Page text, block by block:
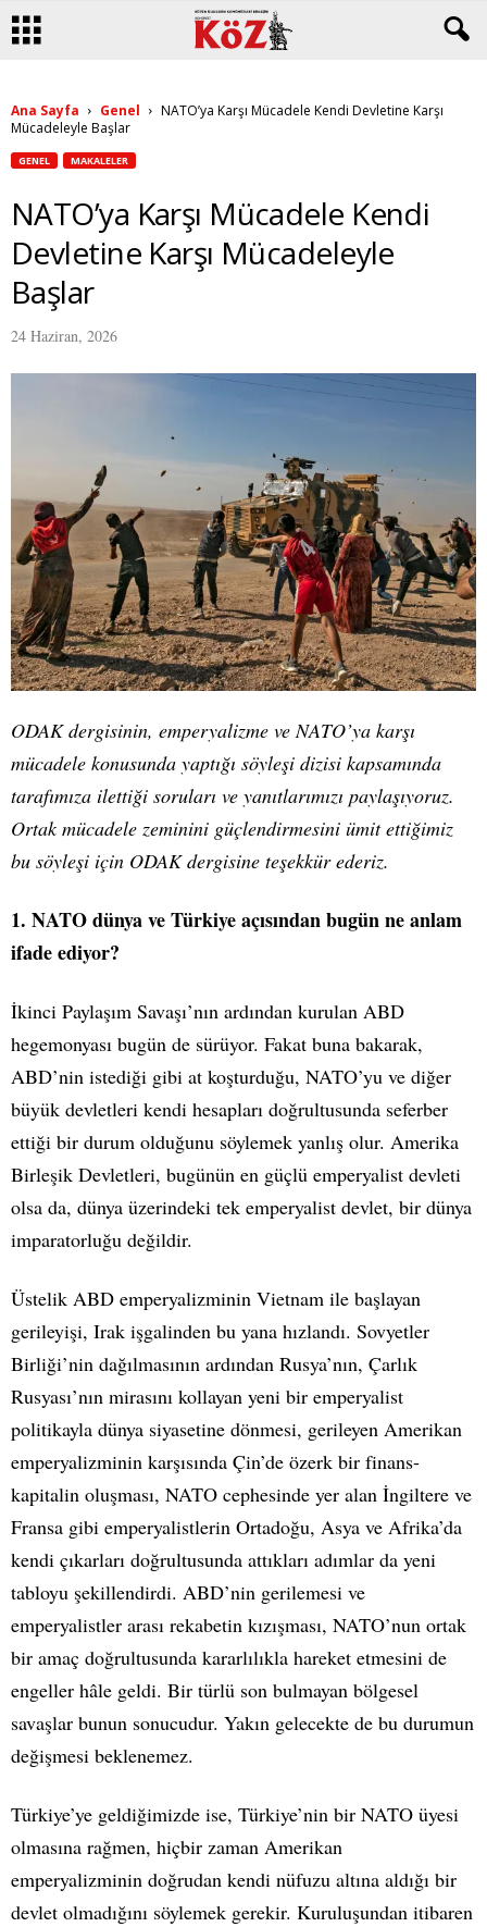
Ana Sayfa Genel
NATO’ya Karşı Mücadele Kendi Devletine Karşı
Mücadeleyle Başlar
GENEL MAKALELER
NATO’ya Karşı Mücadele Kendi
Devletine Karşı Mücadeleyle
Başlar
24 Haziran, 2026
ODAK dergisinin, emperyalizme ve NATO’ya karşı
mücadele konusunda yaptığı söyleşi dizisi kapsamında
tarafımıza ilettiği soruları ve yanıtlarımızı paylaşıyoruz.
Ortak mücadele zeminini güçlendirmesini ümit ettiğimiz
bu söyleşi için ODAK dergisine teşekkür ederiz.
1. NATO dünya ve Türkiye açısından bugün ne anlam
ifade ediyor?
İkinci Paylaşım Savaşı’nın ardından kurulan ABD
hegemonyası bugün de sürüyor. Fakat buna bakarak,
ABD’nin istediği gibi at koşturduğu, NATO’yu ve diğer
büyük devletleri kendi hesapları doğrultusunda seferber
ettiği bir durum olduğunu söylemek yanlış olur. Amerika
Birleşik Devletleri, bugünün en güçlü emperyalist devleti
olsa da, dünya üzerindeki tek emperyalist devlet, bir dünya
imparatorluğu değildir.
Üstelik ABD emperyalizminin Vietnam ile başlayan
gerileyişi, Irak işgalinden bu yana hızlandı. Sovyetler
Birliği’nin dağılmasının ardından Rusya’nın, Çarlık
Rusyası’nın mirasını kollayan yeni bir emperyalist
politikayla dünya siyasetine dönmesi, gerileyen Amerikan
emperyalizminin karşısında Çin’de özerk bir finans-
kapitalin oluşması, NATO cephesinde yer alan İngiltere ve
Fransa gibi emperyalistlerin Ortadoğu, Asya ve Afrika’da
kendi çıkarları doğrultusunda attıkları adımlar da yeni
tabloyu şekillendirdi. ABD’nin gerilemesi ve
emperyalistler arası rekabetin kızışması, NATO’nun ortak
bir amaç doğrultusunda kararlılıkla hareket etmesini de
engeller hâle geldi. Bir türlü son bulmayan bölgesel
savaşlar bunun sonucudur. Yakın gelecekte de bu durumun
değişmesi beklenemez.
Türkiye’ye geldiğimizde ise, Türkiye’nin bir NATO üyesi
olmasına rağmen, hiçbir zaman Amerikan
emperyalizminin doğrudan kendi nüfuzu altına aldığı bir
devlet olmadığını söylemek gerekir. Kuruluşundan itibaren